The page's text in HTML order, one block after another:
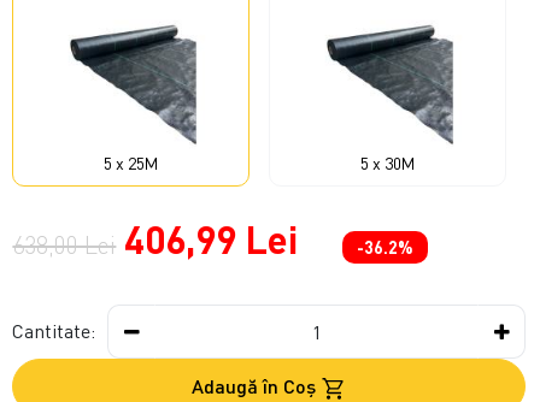
5 x 25M 5 x 30M
638,00 Lei 406,99 Lei -36.2%
Cantitate:
Adaugă în Coş